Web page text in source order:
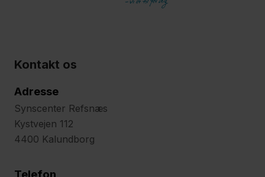
Kontakt os
Adresse
Synscenter Refsnæs
Kystvejen 112
4400 Kalundborg